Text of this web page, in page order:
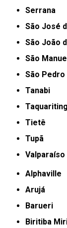
Serrana
São José
São João
São Manuel
São Pedro
Tanabi
Tietê
Tupã
Valparaíso
Alphaville
Arujá
Barueri
Biritiba